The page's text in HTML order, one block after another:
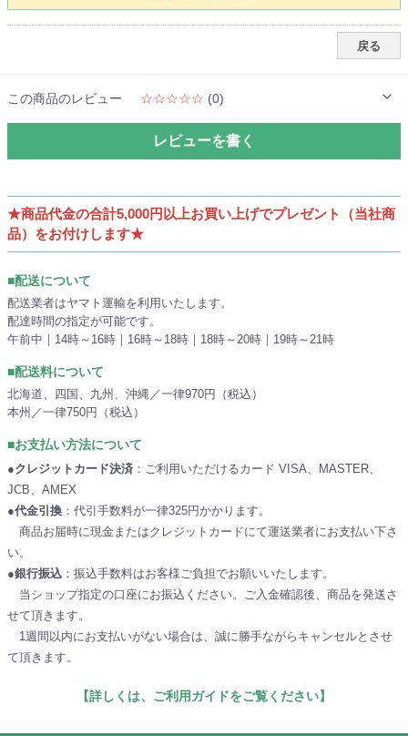
戻る
この商品のレビュー ☆☆☆☆☆ (0)
レビューを書く
★商品代金の合計5,000円以上お買い上げでプレゼント（当社商
品）をお付けします★
■配送について
配送業者はヤマト運輸を利用いたします。
配達時間の指定が可能です。
午前中｜14時～16時｜16時～18時｜18時～20時｜19時～21時
■配送料について
北海道、四国、九州、沖縄／一律970円（税込）
本州／一律750円（税込）
■お支払い方法について
●クレジットカード決済 ：ご利用いただけるカード VISA、MASTER、
JCB、AMEX
●代金引換 ：代引手数料が一律325円かかります。
商品お届時に現金またはクレジットカードにて運送業者にお支払い下さ
い。
●銀行振込 ：振込手数料はお客様ご負担でお願いいたします。
当ショップ指定の口座にお振込ください。ご入金確認後、商品を発送さ
せて頂きます。
1週間以内にお支払いがない場合は、誠に勝手ながらキャンセルとさせ
て頂きます。
【詳しくは、ご利用ガイドをご覧ください】